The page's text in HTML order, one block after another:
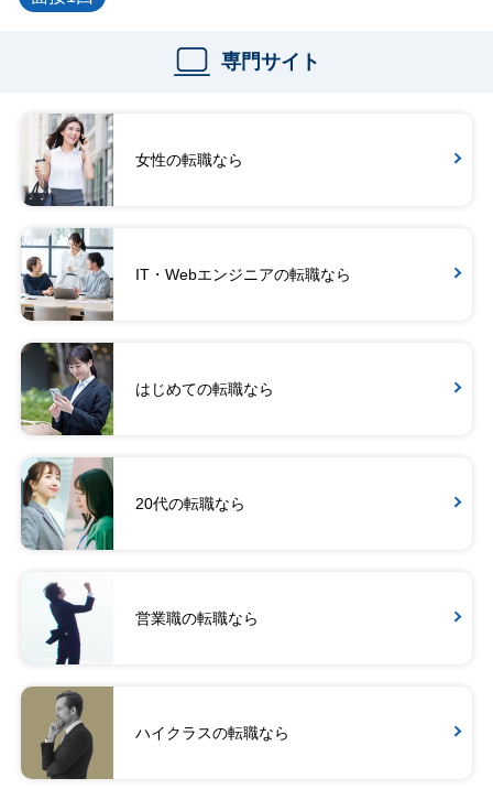
専門サイト
女性の転職なら
IT・Webエンジニアの転職なら
はじめての転職なら
20代の転職なら
営業職の転職なら
ハイクラスの転職なら